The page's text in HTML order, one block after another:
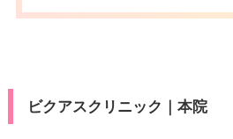
ビクアスクリニック｜本院